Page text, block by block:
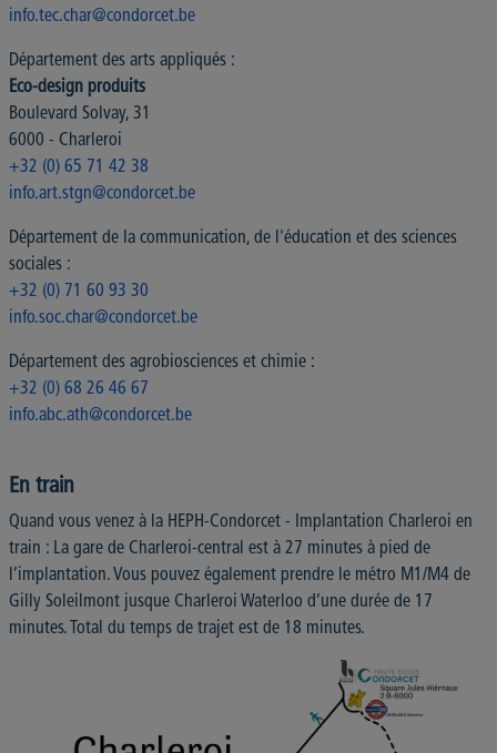
info.tec.char@condorcet.be
Département des arts appliqués :
Eco-design produits
Boulevard Solvay, 31
6000 - Charleroi
+32 (0) 65 71 42 38
info.art.stgn@condorcet.be
Département de la communication, de l'éducation et des sciences
sociales :
+32 (0) 71 60 93 30
info.soc.char@condorcet.be
Département des agrobiosciences et chimie :
+32 (0) 68 26 46 67
info.abc.ath@condorcet.be
En train
Quand vous venez à la HEPH-Condorcet - Implantation Charleroi en
train : La gare de Charleroi-central est à 27 minutes à pied de
l’implantation. Vous pouvez également prendre le métro M1/M4 de
Gilly Soleilmont jusque Charleroi Waterloo d’une durée de 17
minutes. Total du temps de trajet est de 18 minutes.